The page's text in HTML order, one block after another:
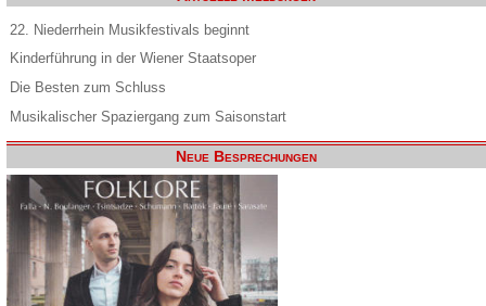
22. Niederrhein Musikfestivals beginnt
Kinderführung in der Wiener Staatsoper
Die Besten zum Schluss
Musikalischer Spaziergang zum Saisonstart
Neue Besprechungen